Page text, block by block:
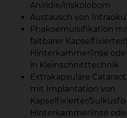
Aniridie/Iriskolobom
Austausch von
Phakoemulsifikation
faltbarer
Hinterkammerlinse
in Kleinschnitttechnik
Extrakapsuläre
mit Implantation von
Kapselfixierter/
Hinterkammerlinse